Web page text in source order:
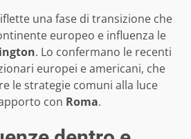
una fase di transizione che
europeo e influenza le
. Lo confermano le recenti
europei e americani, che
le strategie comuni alla luce
con Roma.